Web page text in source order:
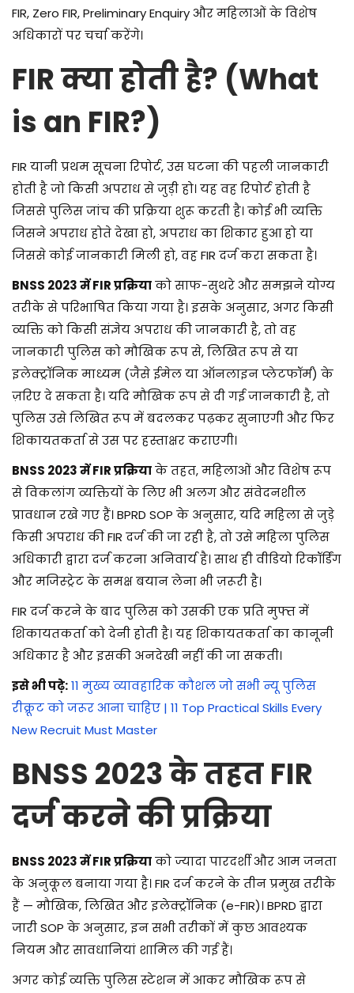
FIR, Zero FIR, Preliminary Enquiry और महिलाओं के विशेष
अधिकारों पर चर्चा करेंगे।
FIR क्या होती है? (What
is an FIR?)
FIR यानी प्रथम सूचना रिपोर्ट, उस घटना की पहली जानकारी
होती है जो किसी अपराध से जुड़ी हो। यह वह रिपोर्ट होती है
जिससे पुलिस जांच की प्रक्रिया शुरू करती है। कोई भी व्यक्ति
जिसने अपराध होते देखा हो, अपराध का शिकार हुआ हो या
जिससे कोई जानकारी मिली हो, वह FIR दर्ज करा सकता है।
BNSS 2023 में FIR प्रक्रियाको साफ-सुथरे और समझने योग्य
तरीके से परिभाषित किया गया है। इसके अनुसार, अगर किसी
व्यक्ति को किसी संज्ञेय अपराध की जानकारी है, तो वह
जानकारी पुलिस को मौखिक रूप से, लिखित रूप से या
इलेक्ट्रॉनिक माध्यम (जैसे ईमेल या ऑनलाइन प्लेटफॉर्म) के
ज़रिए दे सकता है। यदि मौखिक रूप से दी गई जानकारी है, तो
पुलिस उसे लिखित रूप में बदलकर पढ़कर सुनाएगी और फिर
शिकायतकर्ता से उस पर हस्ताक्षर कराएगी।
BNSS 2023 में FIR प्रक्रियाके तहत, महिलाओं और विशेष रूप
से विकलांग व्यक्तियों के लिए भी अलग और संवेदनशील
प्रावधान रखे गए हैं। BPRD SOP के अनुसार, यदि महिला से जुड़े
किसी अपराध की FIR दर्ज की जा रही है, तो उसे महिला पुलिस
अधिकारी द्वारा दर्ज करना अनिवार्य है। साथ ही वीडियो रिकॉर्डिंग
और मजिस्ट्रेट के समक्ष बयान लेना भी ज़रूरी है।
FIR दर्ज करने के बाद पुलिस को उसकी एक प्रति मुफ्त में
शिकायतकर्ता को देनी होती है। यह शिकायतकर्ता का कानूनी
अधिकार है और इसकी अनदेखी नहीं की जा सकती।
इसे भी पढ़े:11 मुख्य व्यावहारिक कौशल जो सभी न्यू पुलिस
रीक्रूट को जरूर आना चाहिए | 11 Top Practical Skills Every
New Recruit Must Master
BNSS 2023 के तहत FIR
दर्ज करने की प्रक्रिया
BNSS 2023 में FIR प्रक्रियाको ज्यादा पारदर्शी और आम जनता
के अनुकूल बनाया गया है। FIR दर्ज करने के तीन प्रमुख तरीके
हैं — मौखिक, लिखित और इलेक्ट्रॉनिक (e-FIR)। BPRD द्वारा
जारी SOP के अनुसार, इन सभी तरीकों में कुछ आवश्यक
नियम और सावधानियां शामिल की गई हैं।
अगर कोई व्यक्ति पुलिस स्टेशन में आकर मौखिक रूप से